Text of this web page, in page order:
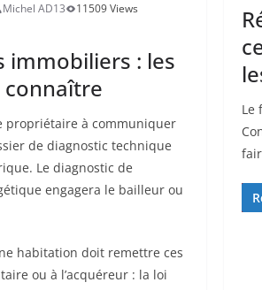
Michel AD13
11509 Views
immobiliers : les
propriétaire à communiquer
de diagnostic technique
Le diagnostic de
engagera le bailleur ou
habitation doit remettre ces
ou à l’acquéreur : la loi
Le